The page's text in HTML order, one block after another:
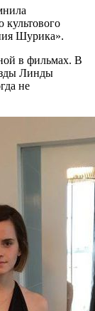
Шурика».
в фильмах. В
Линды
не